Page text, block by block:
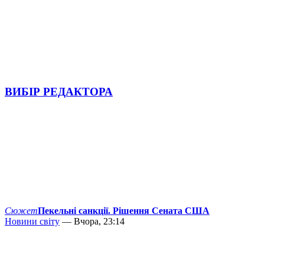
ВИБІР РЕДАКТОРА
СюжетПекельні санкції. Рішення Сената США
Новини світу — Вчора, 23:14